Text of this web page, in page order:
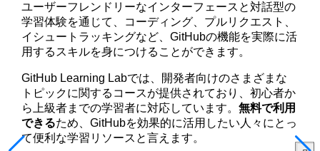
ユーザーフレンドリーなインターフェースと対話型の
学習体験を通じて、コーディング、プルリクエスト、
イシュートラッキングなど、GitHubの機能を実際に活
用するスキルを身につけることができます。
GitHub Learning Labでは、開発者向けのさまざまな
トピックに関するコースが提供されており、初心者か
ら上級者までの学習者に対応しています。無料で利用
できるため、GitHubを効果的に活用したい人々にとっ
て便利な学習リソースと言えます。